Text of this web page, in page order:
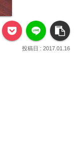
2017.01.16